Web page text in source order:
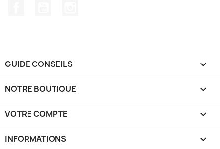
GUIDE CONSEILS 
NOTRE BOUTIQUE 
VOTRE COMPTE 
INFORMATIONS keyboard_arrow_down